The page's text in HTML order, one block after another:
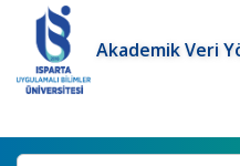
Akademik Veri